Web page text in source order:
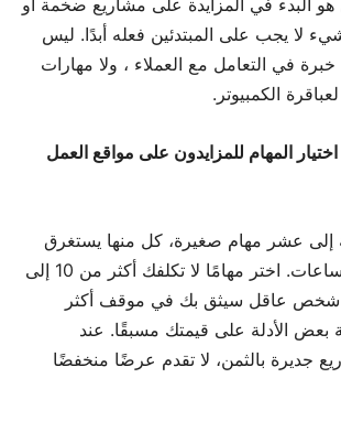
لا يجب على المبتدئين فعله أبدًا. ليس
في التعامل مع العملاء ، ولا مهارات
الكمبيوتر.
المهام للمزايدون على مواقع العمل
إلى عشر مهام صغيرة، كل منها يستغرق
ساعتين إلى ثلاث ساعات. اختر مهامًا لا تكلفك أكثر من 10 إلى
شخص عاقل سيثق بك في موقف أكثر
بعض الأدلة على قيمتك مسبقًا. عند
جديرة بالثمن، لا تقدم عرضًا منخفضًا